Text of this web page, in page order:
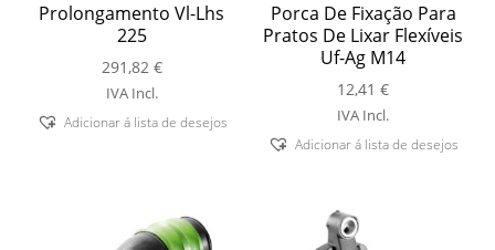
Prolongamento Vl-Lhs
225
291,82 €
IVA Incl.
Adicionar á lista de desejos
Porca De Fixação Para
Pratos De Lixar Flexíveis
Uf-Ag M14
12,41€
IVA Incl.
Adicionar á lista de desejos